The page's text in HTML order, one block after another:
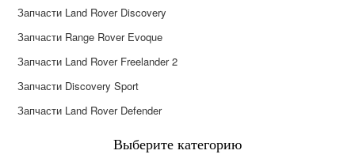
Запчасти Land Rover Discovery
Запчасти Range Rover Evoque
Запчасти Land Rover Freelander 2
Запчасти Discovery Sport
Запчасти Land Rover Defender
Выберите категорию